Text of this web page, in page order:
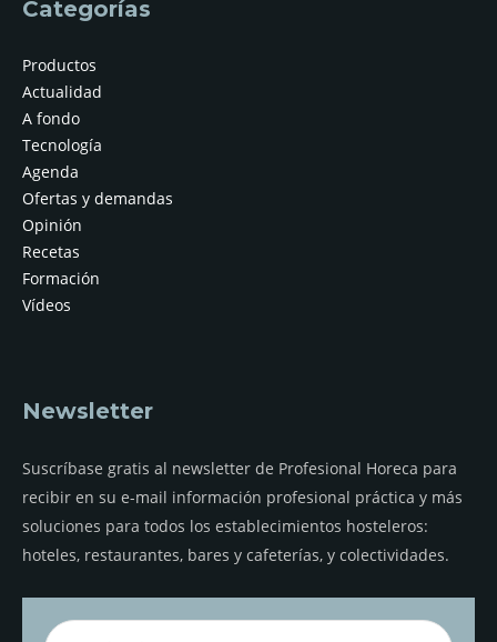
Categorías
Productos
Actualidad
A fondo
Tecnología
Agenda
Ofertas y demandas
Opinión
Recetas
Formación
Vídeos
Newsletter
Suscríbase gratis al newsletter de Profesional Horeca para
recibir en su e-mail información profesional práctica y más
soluciones para todos los establecimientos hosteleros:
hoteles, restaurantes, bares y cafeterías, y colectividades.